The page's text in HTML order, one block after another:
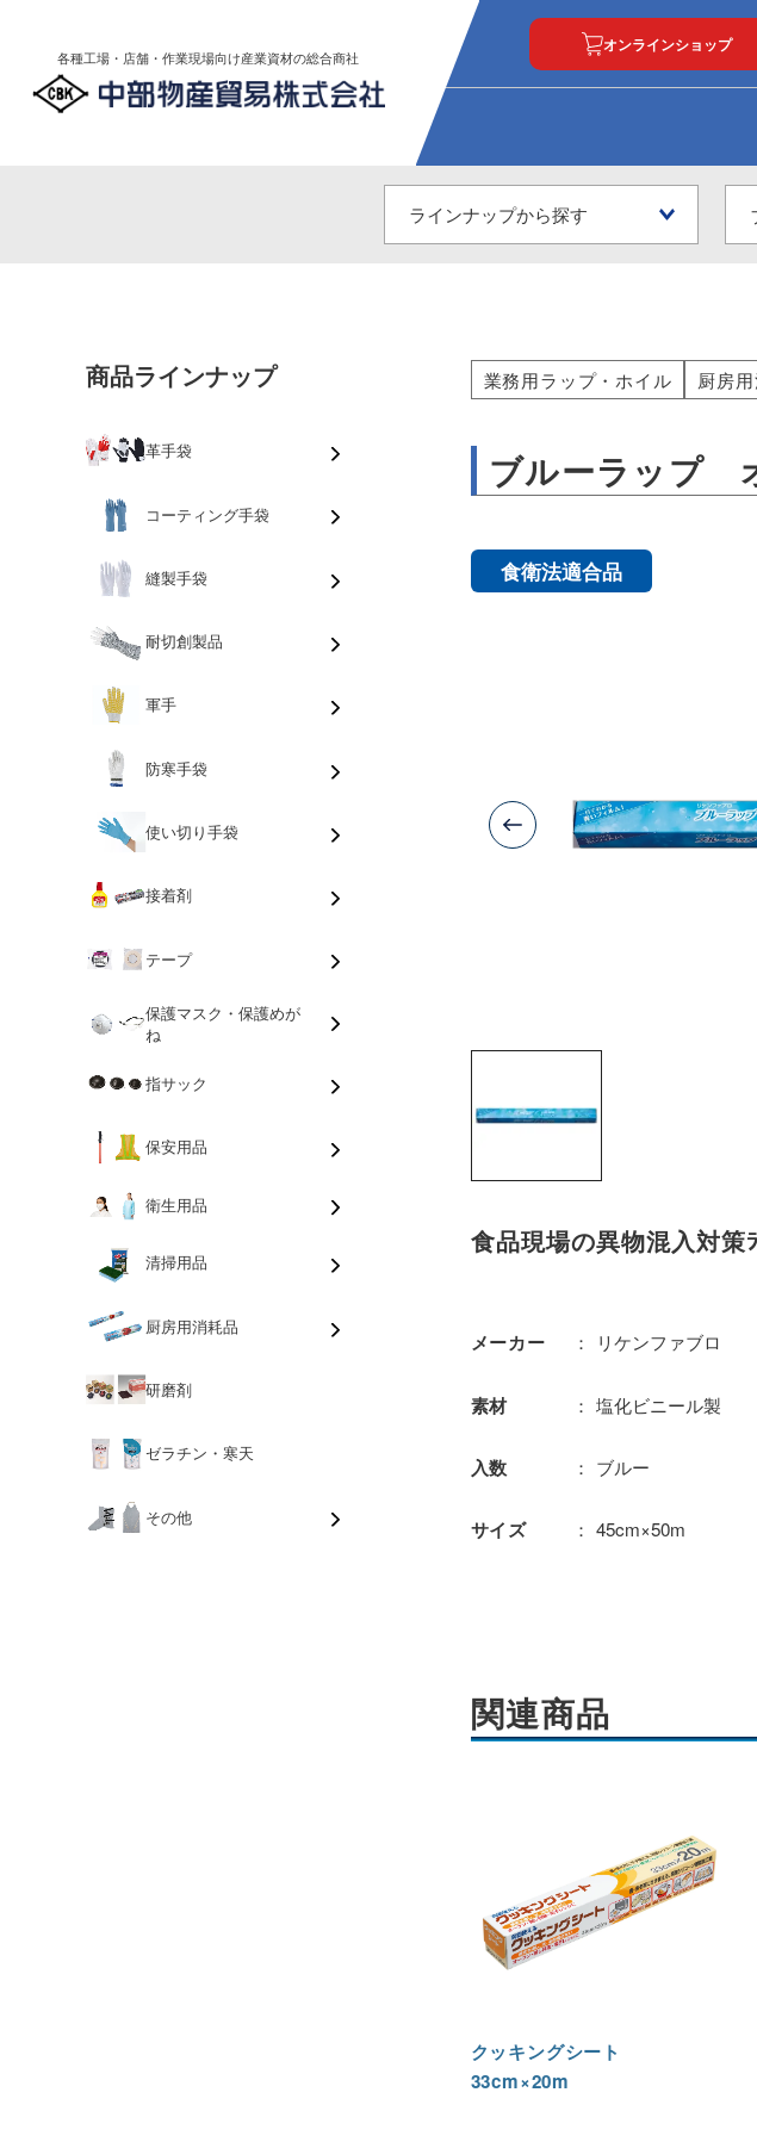
各種工場・店舗・作業現場向け産業資材の総合商社
オンラインショップ
商品ラインナップ
革手袋
コーティング手袋
縫製手袋
耐切創製品
軍手
防寒手袋
使い切り手袋
接着剤
テープ
保護マスク・保護めが
ね
指サック
保安用品
衛生用品
清掃用品
厨房用消耗品
研磨剤
ゼラチン・寒天
その他
業務用ラップ・ホイル 厨房
ブルーラップ
食衛法適合品
食品現場の異物混入対策
メーカー リケンファブロ
素材 塩化ビニール製
入数 ブルー
サイズ 45cm×50m
関連商品
クッキングシート
33cm×20m